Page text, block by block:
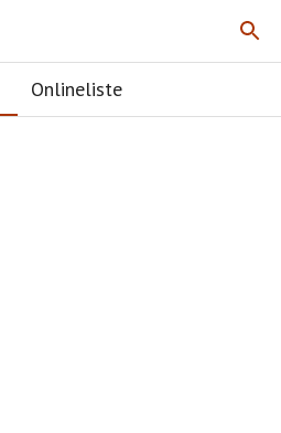
Onlineliste